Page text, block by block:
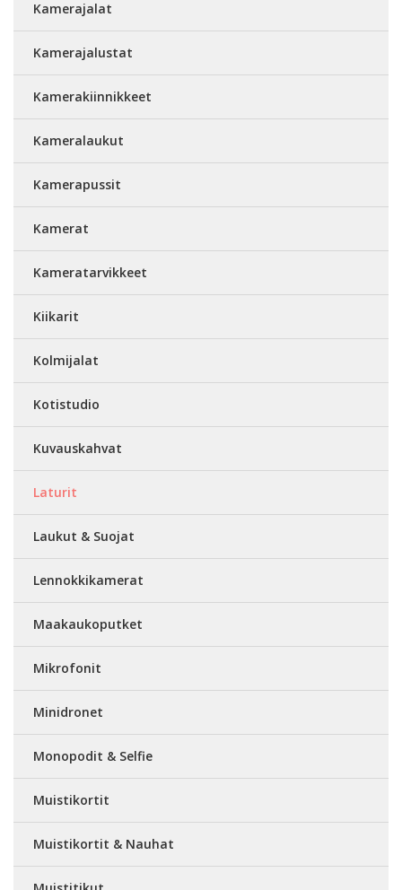
Kamerajalat
Kamerajalustat
Kamerakiinnikkeet
Kameralaukut
Kamerapussit
Kamerat
Kameratarvikkeet
Kiikarit
Kolmijalat
Kotistudio
Kuvauskahvat
Laturit
Laukut & Suojat
Lennokkikamerat
Maakaukoputket
Mikrofonit
Minidronet
Monopodit & Selfie
Muistikortit
Muistikortit & Nauhat